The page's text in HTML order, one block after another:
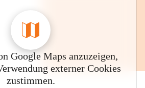
Google Maps anzuzeigen,
externer Cookies
zustimmen.